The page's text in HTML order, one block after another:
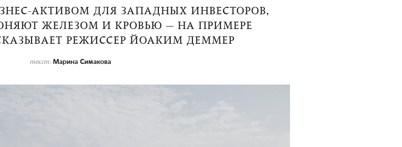
АКТИВОМ ДЛЯ ЗАПАДНЫХ ИНВЕСТОРОВ,
ЖЕЛЕЗОМ И КРОВЬЮ — НА ПРИМЕРЕ
РЕЖИССЕР ЙОАКИМ ДЕММЕР
текст: Марина Симакова